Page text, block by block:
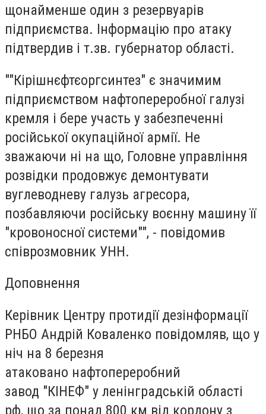
щонайменше один з резервуарів
підприємства. Інформацію про атаку
підтвердив і т.зв. губернатор області.
""Кірішнєфтєоргсинтез" є значимим
підприємством нафтопереробної галузі
кремля і бере участь у забезпеченні
російської окупаційної армії. Не
зважаючи ні на що, Головне управління
розвідки продовжує демонтувати
вуглеводневу галузь агресора,
позбавляючи російську воєнну машину її
"кровоносної системи"", - повідомив
співрозмовник УНН.
Доповнення
Керівник Центру протидії дезінформації
РНБО Андрій Коваленко повідомляв, що у
ніч на 8 березня
атаковано нафтопереробний
завод "КІНЕФ" у ленінградській області
рф, що за понад 800 км від кордону з